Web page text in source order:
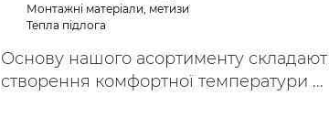
Монтажні матеріали, метизи
Тепла підлога
Основу нашого асортименту
створення комфортної температури ...